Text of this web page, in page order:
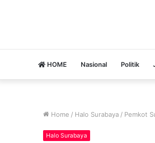
HOME Nasional Politik
Home / Halo Surabaya / Pemkot
Halo Surabaya